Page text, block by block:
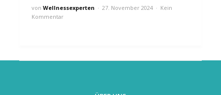
von Wellnessexperten 27. November 2024
Kein
Kommentar